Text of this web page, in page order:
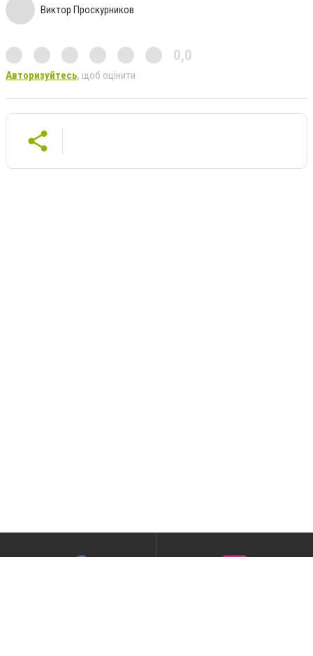
Виктор Проскурников
0,0
Авторизуйтесь, щоб оцінити